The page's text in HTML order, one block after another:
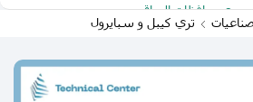
جميع محافظات العراق
صناعيات تري كيبل و سبايرول